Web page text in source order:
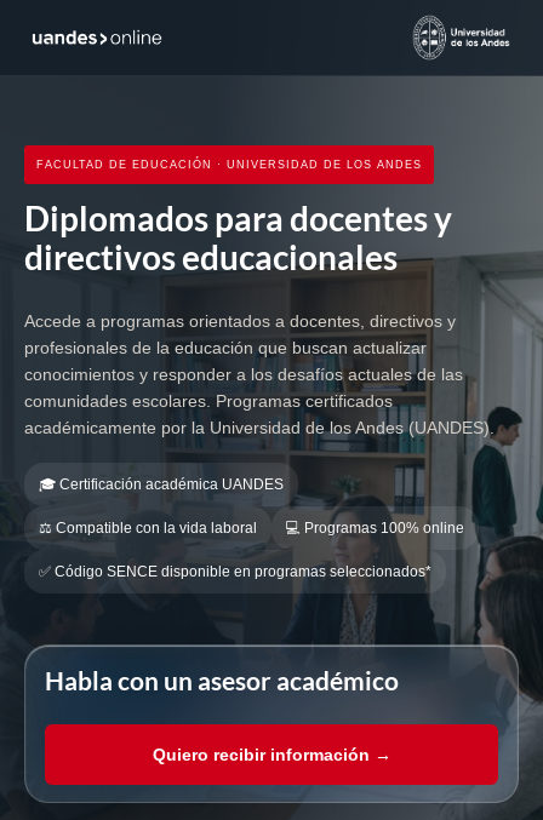
FACULTAD DE EDUCACIÓN · UNIVERSIDAD DE LOS ANDES
Diplomados para docentes y
directivos educacionales
Accede a programas orientados a docentes, directivos y
profesionales de la educación que buscan actualizar
conocimientos y responder a los desafíos actuales de las
comunidades escolares. Programas certificados
académicamente por la Universidad de los Andes (UANDES).
🎓 Certificación académica UANDES
⚖️ Compatible con la vida laboral 💻 Programas 100% online
✅ Código SENCE disponible en programas seleccionados*
Habla con un asesor académico
Quiero recibir información →